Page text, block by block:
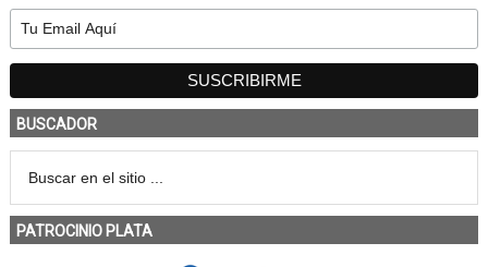
BUSCADOR
PATROCINIO PLATA